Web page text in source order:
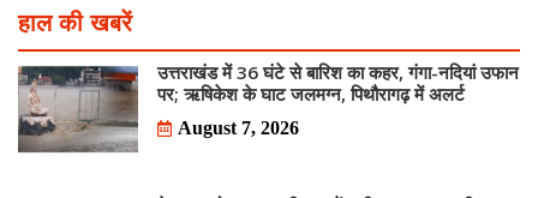
हाल की खबरें
उत्तराखंड में 36 घंटे से बारिश का कहर, गंगा-नदियां उफान
पर; ऋषिकेश के घाट जलमग्न, पिथौरागढ़ में अलर्ट
August 7, 2026